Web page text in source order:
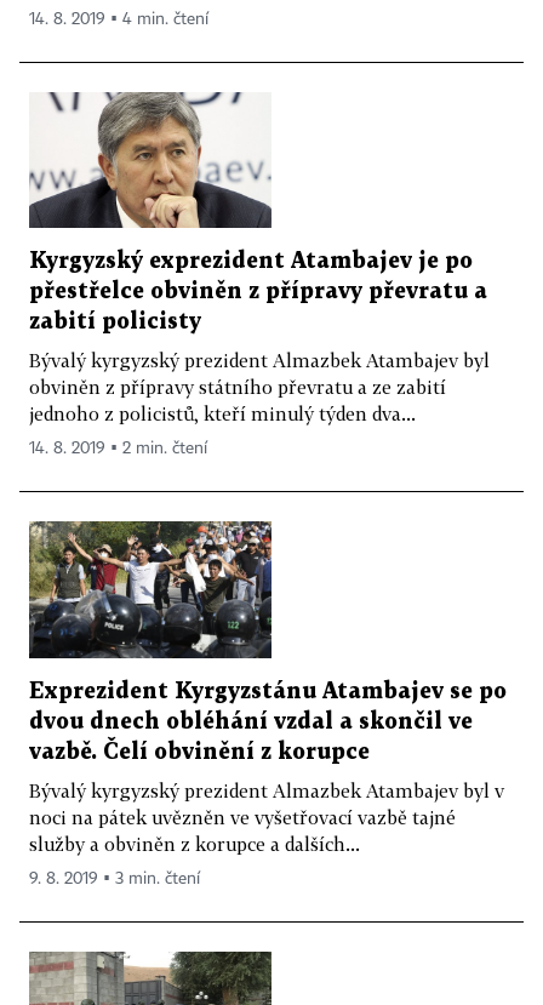
14. 8. 2019 ▪ 4 min. čtení
Kyrgyzský exprezident Atambajev je po
přestřelce obviněn z přípravy převratu a
zabití policisty
Bývalý kyrgyzský prezident Almazbek Atambajev byl
obviněn z přípravy státního převratu a ze zabití
jednoho z policistů, kteří minulý týden dva...
14. 8. 2019 ▪ 2 min. čtení
Exprezident Kyrgyzstánu Atambajev se po
dvou dnech obléhání vzdal a skončil ve
vazbě. Čelí obvinění z korupce
Bývalý kyrgyzský prezident Almazbek Atambajev byl v
noci na pátek uvězněn ve vyšetřovací vazbě tajné
služby a obviněn z korupce a dalších...
9. 8. 2019 ▪ 3 min. čtení